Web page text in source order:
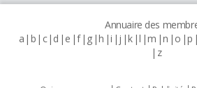
Annuaire des
a b c d e f g h i j k l m n o p
z